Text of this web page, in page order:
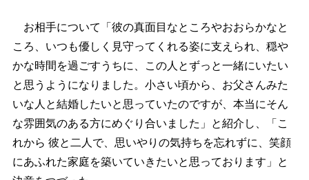
お相手について「彼の真面目なところやおおらかなと
ころ、いつも優しく見守ってくれる姿に支えられ、穏
かな時間を過ごすうちに、この人とずっと一緒にいたい
と思うようになりました。小さい頃から、お父さんみた
いな人と結婚したいと思っていたのですが、本当にそん
な雰囲気のある方にめぐり合いました」と紹介し、「こ
れから 彼と二人で、思いやりの気持ちを忘れずに、笑顔
にあふれた家庭を築いていきたいと思っております」と